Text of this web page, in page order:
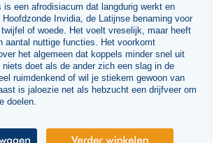
een afrodisiacum dat langdurig werkt en
Invidia, de Latijnse benaming voor
of woede. Het voelt vreselijk, maar heeft
aantal nuttige functies. Het voorkomt
het algemeen dat koppels minder snel uit
doet als de ander zich een slag in de
ruimdenkend of wil je stiekem gewoon van
is jaloezie net als hebzucht een drijfveer om
doelen.